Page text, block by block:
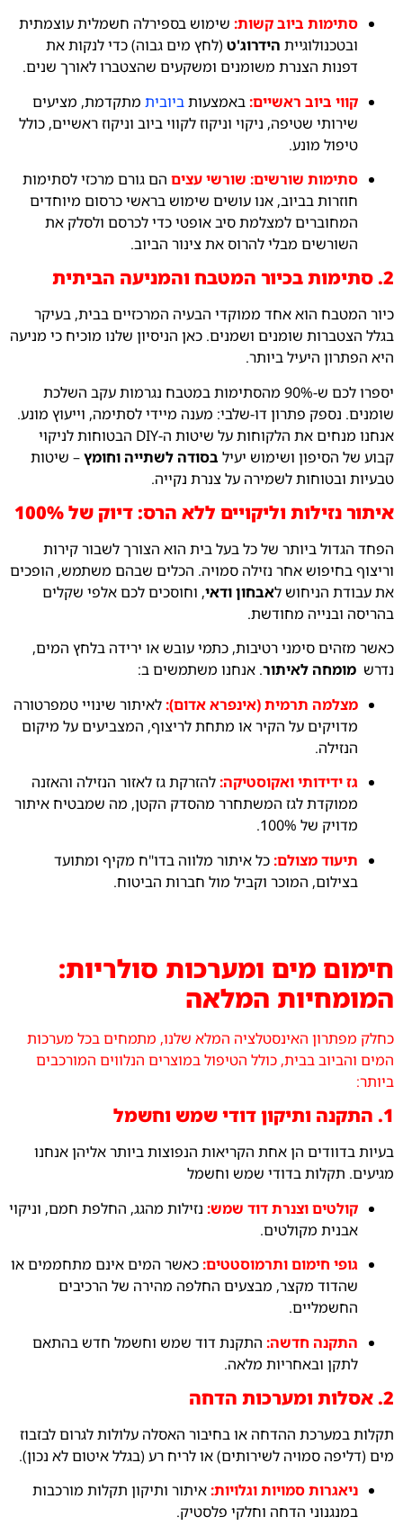
סתימות ביוב קשות: שימוש בספירלה חשמלית עוצמתית
ובטכנולוגיית הידרוג'ט (לחץ מים גבוה) כדי לנקות את
דפנות הצנרת משומנים ומשקעים שהצטברו לאורך שנים.
קווי ביוב ראשיים:באמצעותביובית מתקדמת, מציעים
שירותי שטיפה, ניקוי וניקוז לקווי ביוב וניקוז ראשיים, כולל
טיפול מונע.
סתימות שורשים: שורשי עצים הם גורם מרכזי לסתימות
חוזרות בביוב, אנו עושים שימוש בראשי כרסום מיוחדים
המחוברים למצלמת סיב אופטי כדי לכרסם ולסלק את
השורשים מבלי להרוס את צינור הביוב.
2. סתימות בכיור המטבח והמניעה הביתית
כיור המטבח הוא אחד ממוקדי הבעיה המרכזיים בבית, בעיקר
בגלל הצטברות שומנים ושמנים. כאן הניסיון שלנו מוכיח כי מניעה
היא הפתרון היעיל ביותר.
יספרו לכם ש-90% מהסתימות במטבח נגרמות עקב השלכת
שומנים. נספק פתרון דו-שלבי: מענה מיידי לסתימה, וייעוץ מונע.
אנחנו מנחים את הלקוחות על שיטות ה-DIY הבטוחות לניקוי
קבוע של הסיפון ושימוש יעיל בסודה לשתייה וחומץ– שיטות
טבעיות ובטוחות לשמירה על צנרת נקייה.
איתור נזילות וליקויים ללא הרס: דיוק של 100%
הפחד הגדול ביותר של כל בעל בית הוא הצורך לשבור קירות
וריצוף בחיפוש אחר נזילה סמויה. הכלים שבהם משתמש, הופכים
את עבודת הניחוש לאבחון ודאי, וחוסכים לכם אלפי שקלים
בהריסה ובנייה מחודשת.
כאשר מזהים סימני רטיבות, כתמי עובש או ירידה בלחץ המים,
נדרש מומחה לאיתור. אנחנו משתמשים ב:
מצלמה תרמית (אינפרא אדום):לאיתור שינויי טמפרטורה
מדויקים על הקיר או מתחת לריצוף, המצביעים על מיקום
הנזילה.
גז ידידותי ואקוסטיקה:להזרקת גז לאזור הנזילה והאזנה
ממוקדת לגז המשתחרר מהסדק הקטן, מה שמבטיח איתור
מדויק של 100%.
תיעוד מצולם:כל איתור מלווה בדו"ח מקיף ומתועד
בצילום, המוכר וקביל מול חברות הביטוח.
חימום מים ומערכות סולריות:
המומחיות המלאה
כחלק מפתרון האינסטלציה המלא שלנו, מתמחים בכל מערכות
המים והביוב בבית, כולל הטיפול במוצרים הנלווים המורכבים
ביותר:
1. התקנה ותיקון דודי שמש וחשמל
בעיות בדוודים הן אחת הקריאות הנפוצות ביותר אליהן אנחנו
מגיעים. תקלות בדודי שמש וחשמל
קולטים וצנרת דוד שמש: נזילות מהגג, החלפת חמם, וניקוי
אבנית מקולטים.
גופי חימום ותרמוסטטים:כאשר המים אינם מתחממים או
שהדוד מקצר, מבצעים החלפה מהירה של הרכיבים
החשמליים.
התקנה חדשה: התקנת דוד שמש וחשמל חדש בהתאם
לתקן ובאחריות מלאה.
2. אסלות ומערכות הדחה
תקלות במערכת ההדחה או בחיבור האסלה עלולות לגרום לבזבוז
מים (דליפה סמויה לשירותים) או לריח רע (בגלל איטום לא נכון).
ניאגרות סמויות וגלויות:איתור ותיקון תקלות מורכבות
במנגנוני הדחה וחלקי פלסטיק.